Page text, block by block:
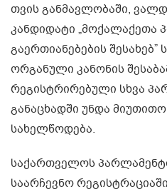
თვის განმავლობაში,
კანდიდატი „მოქალაქეთა
გაერთიანებების
ორგანული კანონის
რეგისტრირებული სხვა
განაცხადში უნდა
სახელწოდება.
საქართველოს
საარჩევნო